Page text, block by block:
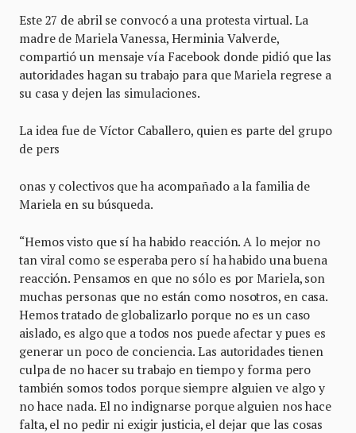
Este 27 de abril se convocó a una protesta virtual. La
madre de Mariela Vanessa, Herminia Valverde,
compartió un mensaje vía Facebook donde pidió que las
autoridades hagan su trabajo para que Mariela regrese a
su casa y dejen las simulaciones.
La idea fue de Víctor Caballero, quien es parte del grupo
de pers
onas y colectivos que ha acompañado a la familia de
Mariela en su búsqueda.
“Hemos visto que sí ha habido reacción. A lo mejor no
tan viral como se esperaba pero sí ha habido una buena
reacción. Pensamos en que no sólo es por Mariela, son
muchas personas que no están como nosotros, en casa.
Hemos tratado de globalizarlo porque no es un caso
aislado, es algo que a todos nos puede afectar y pues es
generar un poco de conciencia. Las autoridades tienen
culpa de no hacer su trabajo en tiempo y forma pero
también somos todos porque siempre alguien ve algo y
no hace nada. El no indignarse porque alguien nos hace
falta, el no pedir ni exigir justicia, el dejar que las cosas